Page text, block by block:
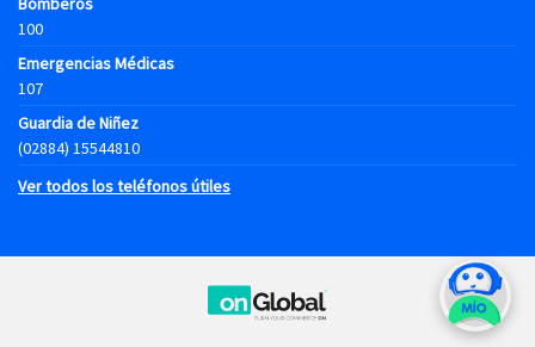
100
Emergencias Médicas
107
Guardia de Niñez
(02884) 15544810
Ver todos los teléfonos útiles